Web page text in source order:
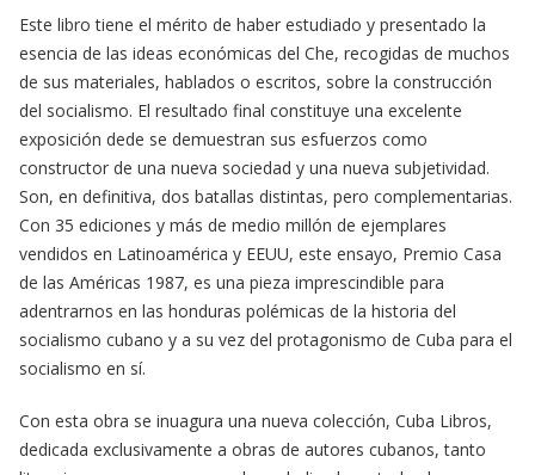
Este libro tiene el mérito de haber estudiado y presentado la
esencia de las ideas económicas del Che, recogidas de muchos
de sus materiales, hablados o escritos, sobre la construcción
del socialismo. El resultado final constituye una excelente
exposición dede se demuestran sus esfuerzos como
constructor de una nueva sociedad y una nueva subjetividad.
Son, en definitiva, dos batallas distintas, pero complementarias.
Con 35 ediciones y más de medio millón de ejemplares
vendidos en Latinoamérica y EEUU, este ensayo, Premio Casa
de las Américas 1987, es una pieza imprescindible para
adentrarnos en las honduras polémicas de la historia del
socialismo cubano y a su vez del protagonismo de Cuba para el
socialismo en sí.
Con esta obra se inuagura una nueva colección, Cuba Libros,
dedicada exclusivamente a obras de autores cubanos, tanto